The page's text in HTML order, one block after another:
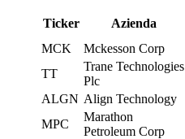
Ticker Azienda
MCK
Mckesson Corp
TT
Trane Technologies
Plc
ALGN Align Technology
MPC
Marathon
Petroleum Corp